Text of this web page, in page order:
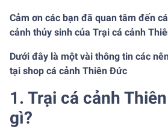
Cảm ơn các bạn đã quan tâm đến
cảnh thủy sinh của Trại cá cảnh
Dưới đây là một vài thông tin các
tại shop cá cảnh Thiên Đức
1. Trại cá cảnh
gì?